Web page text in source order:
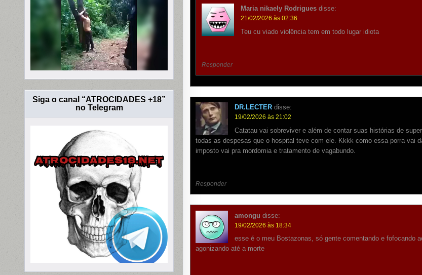
Maria nikaely Rodrigues disse:
21/02/2026 às 02:36
Teu cu viado violência tem em todo lugar idiota
Responder
DR.LECTER disse:
19/02/2026 às 21:02
Catatau vai sobreviver e além de contar suas histórias de
todas as despesas que o hospital teve com ele. Kkkk como essa porra vai
imposto vai pra mordomia e tratamento de vagabundo.
Responder
amongu disse:
19/02/2026 às 18:34
esse é o meu Bostazonas, só gente comentando e fofocando
agonizando até a morte
Siga o canal “ATROCIDADES +18”
no Telegram